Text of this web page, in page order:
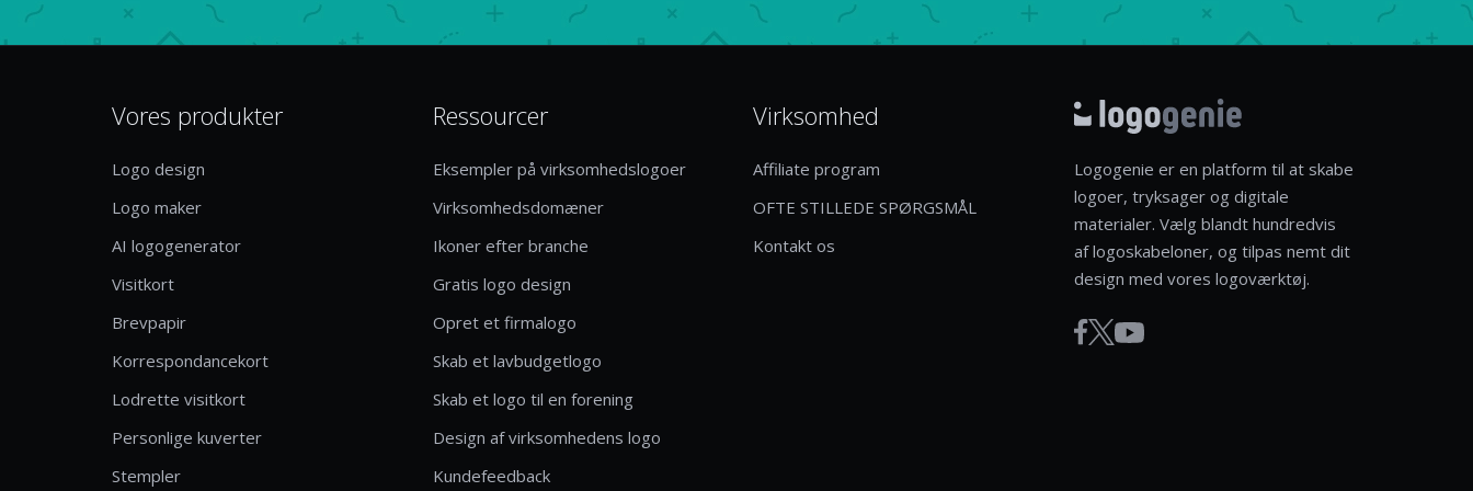
Vores produkter
Logo design
Logo maker
AI logogenerator
Visitkort
Brevpapir
Korrespondancekort
Lodrette visitkort
Personlige kuverter
Stempler
Ressourcer
Eksempler på virksomhedslogoer
Virksomhedsdomæner
Ikoner efter branche
Gratis logo design
Opret et firmalogo
Skab et lavbudgetlogo
Skab et logo til en forening
Design af virksomhedens logo
Kundefeedback
Virksomhed
Affiliate program
OFTE STILLEDE SPØRGSMÅL
Kontakt os
Logogenie er en platform til at skabe
logoer, tryksager og digitale
materialer. Vælg blandt hundredvis
af logoskabeloner, og tilpas nemt dit
design med vores logoværktøj.